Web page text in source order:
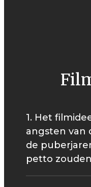
1. Het
angsten van
de
petto